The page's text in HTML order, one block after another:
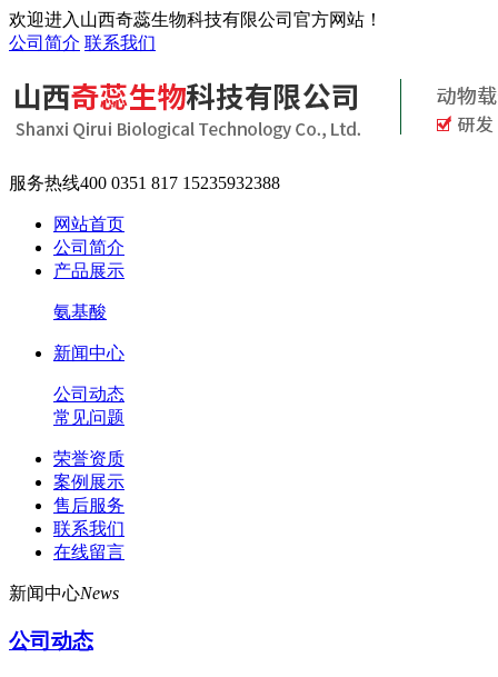
欢迎进入山西奇蕊生物科技有限公司官方网站！
公司简介 联系我们
服务热线400 0351 817 15235932388
网站首页
公司简介
产品展示
氨基酸
新闻中心
公司动态
常见问题
荣誉资质
案例展示
售后服务
联系我们
在线留言
新闻中心News
公司动态